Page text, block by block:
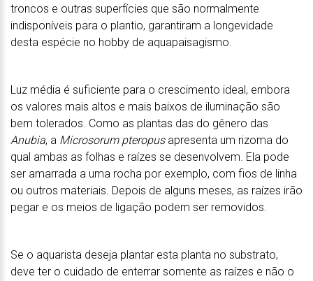
troncos e outras superfícies que são normalmente
indisponíveis para o plantio, garantiram a longevidade
desta espécie no hobby de aquapaisagismo.
Luz média é suficiente para o crescimento ideal, embora
os valores mais altos e mais baixos de iluminação são
bem tolerados. Como as plantas das do gênero das
Anubia, a Microsorum pteropusapresenta um rizoma do
qual ambas as folhas e raízes se desenvolvem. Ela pode
ser amarrada a uma rocha por exemplo, com fios de linha
ou outros materiais. Depois de alguns meses, as raízes irão
pegar e os meios de ligação podem ser removidos.
Se o aquarista deseja plantar esta planta no substrato,
deve ter o cuidado de enterrar somente as raízes e não o